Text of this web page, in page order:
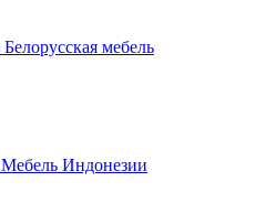
Белорусская мебель
Мебель Индонезии